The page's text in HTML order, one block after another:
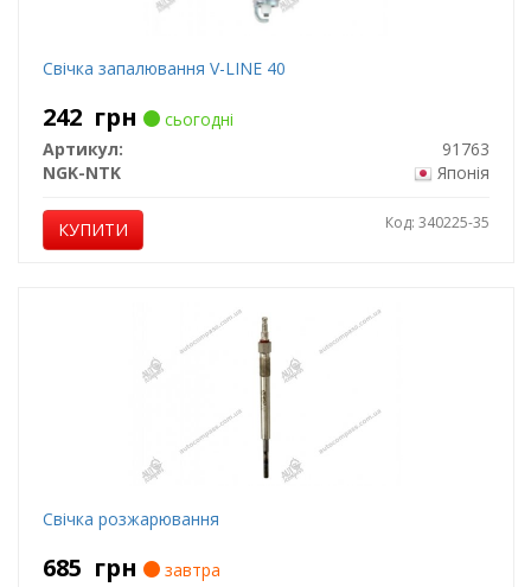
Свічка запалювання V-LINE 40
242 грн
сьогодні
Артикул:
91763
NGK-NTK
Японія
КУПИТИ Код: 340225-35
Свічка розжарювання
685 грн
завтра